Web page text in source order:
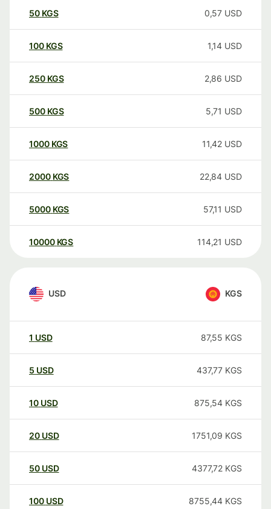
50 KGS 0,57 USD
100 KGS 1,14 USD
250 KGS 2,86 USD
500 KGS 5,71 USD
1000 KGS 11,42 USD
2000 KGS 22,84 USD
5000 KGS 57,11 USD
10000 KGS 114,21 USD
USD KGS
1 USD 87,55 KGS
5 USD 437,77 KGS
10 USD 875,54 KGS
20 USD 1751,09 KGS
50 USD 4377,72 KGS
100 USD 8755,44 KGS